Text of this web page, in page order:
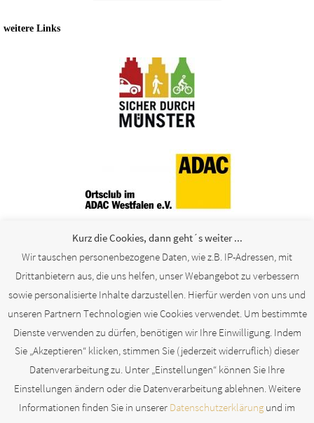
weitere Links
Partner
[logoshowcase cat_id=“28″]
weitere Links
[logoshowcase cat_id=“4″]
Kurz die Cookies, dann geht´s weiter ...
Wir tauschen personenbezogene Daten, wie z.B. IP-Adressen, mit
Drittanbietern aus, die uns helfen, unser Webangebot zu verbessern
sowie personalisierte Inhalte darzustellen. Hierfür werden von uns und
unseren Partnern Technologien wie Cookies verwendet. Um bestimmte
Dienste verwenden zu dürfen, benötigen wir Ihre Einwilligung. Indem
Sie „Akzeptieren“ klicken, stimmen Sie (jederzeit widerruflich) dieser
Datenverarbeitung zu. Unter „Einstellungen“ können Sie Ihre
Einstellungen ändern oder die Datenverarbeitung ablehnen. Weitere
Informationen finden Sie in unserer Datenschutzerklärung und im